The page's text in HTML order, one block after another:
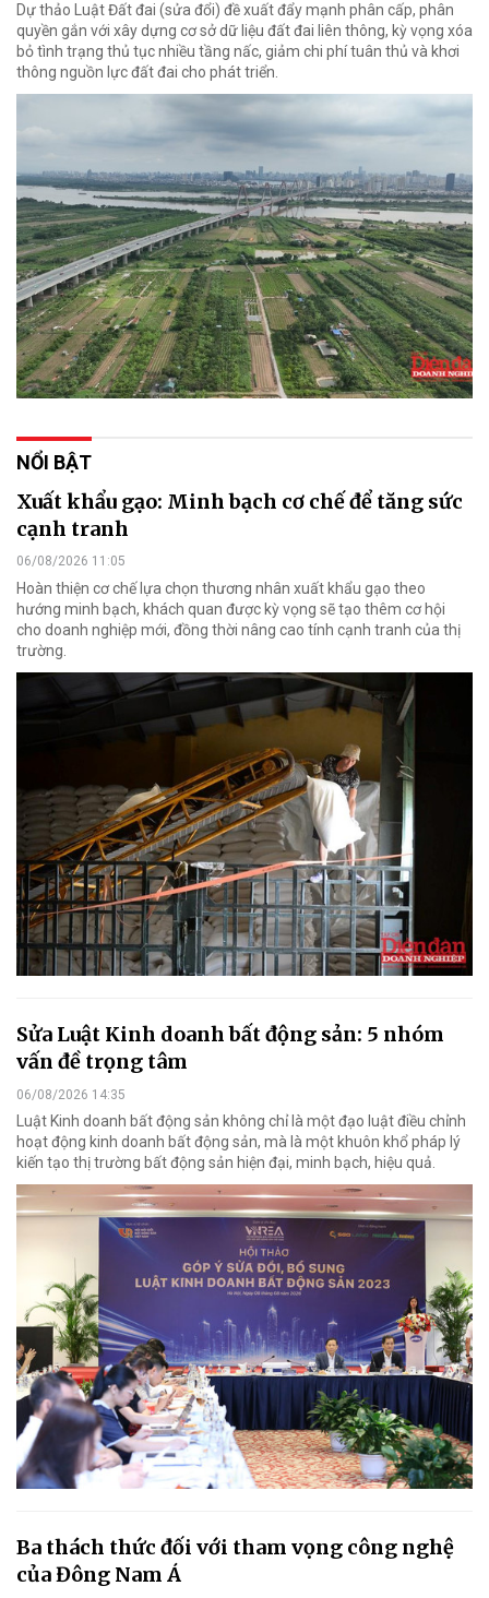
Dự thảo Luật Đất đai (sửa đổi) đề xuất đẩy mạnh phân cấp, phân
quyền gắn với xây dựng cơ sở dữ liệu đất đai liên thông, kỳ vọng xóa
bỏ tình trạng thủ tục nhiều tầng nấc, giảm chi phí tuân thủ và khơi
thông nguồn lực đất đai cho phát triển.
NỔI BẬT
Xuất khẩu gạo: Minh bạch cơ chế để tăng sức
cạnh tranh
06/08/2026 11:05
Hoàn thiện cơ chế lựa chọn thương nhân xuất khẩu gạo theo
hướng minh bạch, khách quan được kỳ vọng sẽ tạo thêm cơ hội
cho doanh nghiệp mới, đồng thời nâng cao tính cạnh tranh của thị
trường.
Sửa Luật Kinh doanh bất động sản: 5 nhóm
vấn đề trọng tâm
06/08/2026 14:35
Luật Kinh doanh bất động sản không chỉ là một đạo luật điều chỉnh
hoạt động kinh doanh bất động sản, mà là một khuôn khổ pháp lý
kiến tạo thị trường bất động sản hiện đại, minh bạch, hiệu quả.
Ba thách thức đối với tham vọng công nghệ
của Đông Nam Á